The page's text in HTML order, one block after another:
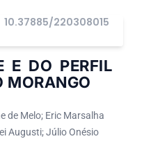
10.37885/220308015
E DO PERFIL
MORANGO
de Melo; Eric Marsalha
Augusti; Júlio Onésio